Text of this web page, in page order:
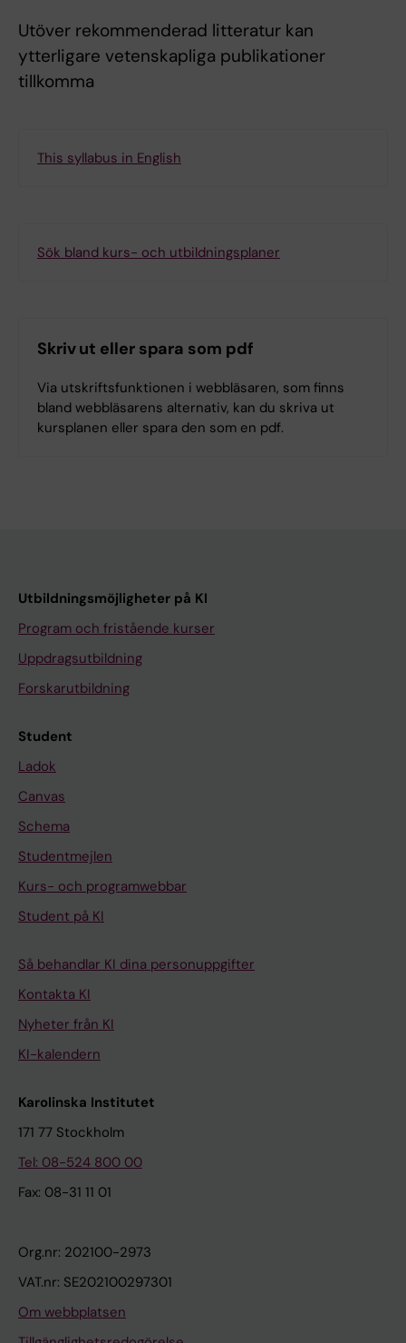
Utöver rekommenderad litteratur kan
ytterligare vetenskapliga publikationer
tillkomma
This syllabus in English
Sök bland kurs- och utbildningsplaner
Skriv ut eller spara som pdf
Via utskriftsfunktionen i webbläsaren, som finns
bland webbläsarens alternativ, kan du skriva ut
kursplanen eller spara den som en pdf.
Utbildningsmöjligheter på KI
Program och fristående kurser
Uppdragsutbildning
Forskarutbildning
Student
Ladok
Canvas
Schema
Studentmejlen
Kurs- och programwebbar
Student på KI
Så behandlar KI dina personuppgifter
Kontakta KI
Nyheter från KI
KI-kalendern
Karolinska Institutet
171 77 Stockholm
Tel: 08-524 800 00
Fax: 08-31 11 01
Org.nr: 202100-2973
VAT.nr: SE202100297301
Om webbplatsen